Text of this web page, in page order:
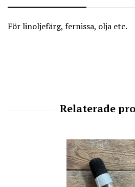
För linoljefärg, fernissa, olja etc.